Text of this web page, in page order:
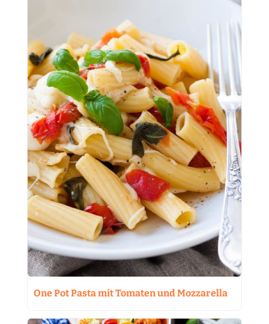
One Pot Pasta mit Tomaten und Mozzarella